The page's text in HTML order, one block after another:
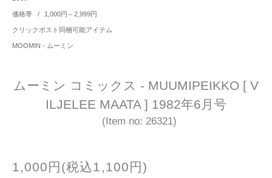
価格帯 / 1,000円～2,999円
クリックポスト同梱可能アイテム
MOOMIN - ムーミン
ムーミン コミックス - MUUMIPEIKKO [ V
ILJELEE MAATA ] 1982年6月号
(Item no: 26321)
1,000円(税込1,100円)